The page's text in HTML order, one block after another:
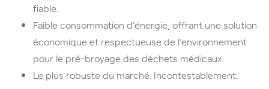
fiable.
Faible consommation d’énergie, offrant une solution
économique et respectueuse de l’environnement
pour le pré-broyage des déchets médicaux.
Le plus robuste du marché. Incontestablement.